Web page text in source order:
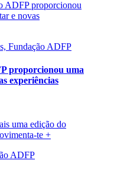
Fundação ADFP
proporcionou uma
experiências
ADFP